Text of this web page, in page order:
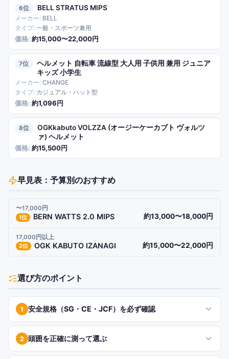
6 BELL STRATUS MIPS
BELL
一般・スポーツ兼用
約15,000〜22,000円
7
ヘルメット 自転車 流線型 大人用 子供用 兼用 ジュニア
キッズ 小学生
CHANGE
カジュアル・ハット型
約1,096円
8
OGKkabuto VOLZZA (オージーケーカブト ヴォルツ
ァ) ヘルメット
約15,500円
早見表：予算別のおすすめ
〜17,000円
1位 BERN WATTS 2.0 MIPS 約13,000〜18,000円
17,000円以上
2位 OGK KABUTO IZANAGI 約15,000〜22,000円
選び方のポイント
1 安全規格（SG・CE・JCF）を必ず確認
2 頭囲を正確に測って選ぶ